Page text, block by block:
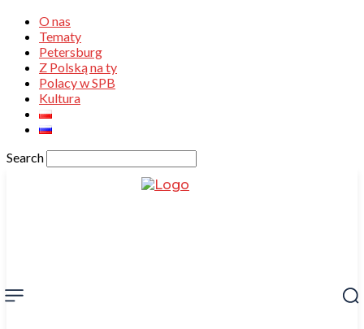
O nas
Tematy
Petersburg
Z Polską na ty
Polacy w SPB
Kultura
Search